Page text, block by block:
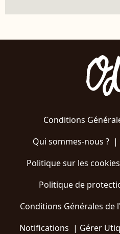
Conditions
Qui sommes-nous ?|
Politique sur les
Politique de
Conditions Générales de
Notifications | Gérer Utiq